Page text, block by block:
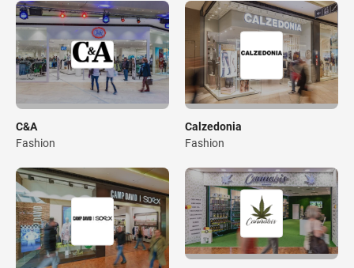
C&A
Fashion
Calzedonia
Fashion